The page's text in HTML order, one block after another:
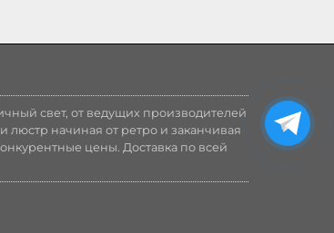
свет, от ведущих производителей
начиная от ретро и заканчивая
цены. Доставка по всей